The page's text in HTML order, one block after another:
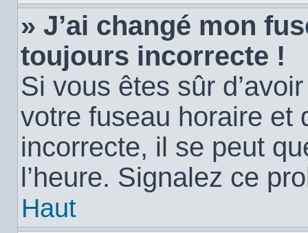
» J’ai changé mon
toujours incorrecte !
Si vous êtes sûr
votre fuseau horaire et
incorrecte, il se peut
l’heure. Signalez ce
Haut